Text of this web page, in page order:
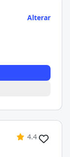
Alterar
4.4